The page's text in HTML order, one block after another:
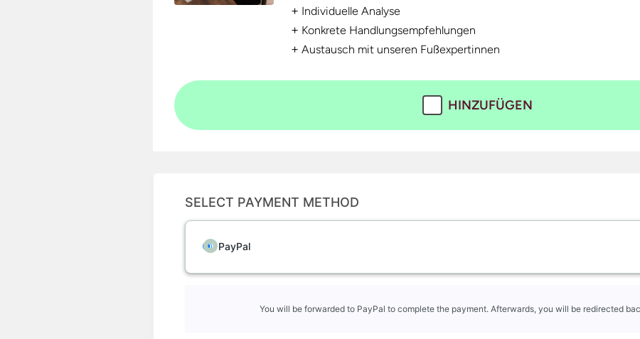
+ Individuelle Analyse
+ Konkrete Handlungsempfehlungen
+ Austausch mit unseren Fußexpertinnen
HINZUFÜGEN
SELECT PAYMENT METHOD
PayPal
You will be forwarded to PayPal to complete the payment. Afterwards, you will be redirected